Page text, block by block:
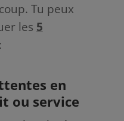
Tu peux
les 5
en
ou service